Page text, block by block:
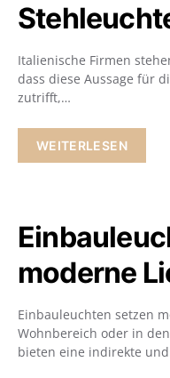
Italienische Firmen
dass diese Aussage für
zutrifft,…
WEITERLESEN
moderne
Einbauleuchten setzen
Wohnbereich oder in
bieten eine indirekte